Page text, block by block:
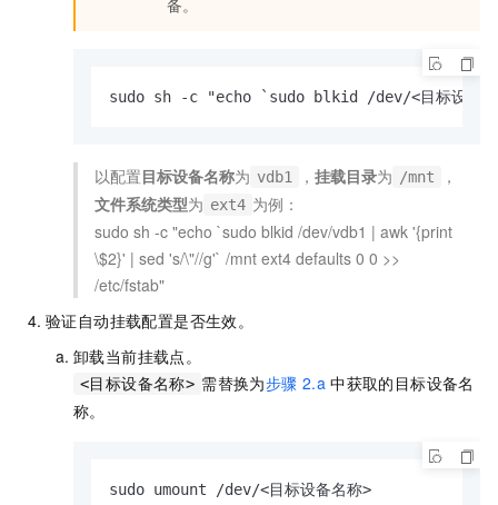
备。
sudo sh -c "echo `sudo blkid /dev/<目标设
以配置目标设备名称为 vdb1 ， 挂载目录为 /mnt
，
文件系统类型为 ext4 为例：
sudo sh -c "echo `sudo blkid /dev/vdb1 | awk '{print
\$2}' | sed 's/\"//g'` /mnt ext4 defaults 0 0 >>
/etc/fstab"
验证自动挂载配置是否生效。
卸载当前挂载点。
<目标设备名称> 需替换为步骤 2.a 中获取的目标设备名
称。
sudo umount /dev/<目标设备名称>